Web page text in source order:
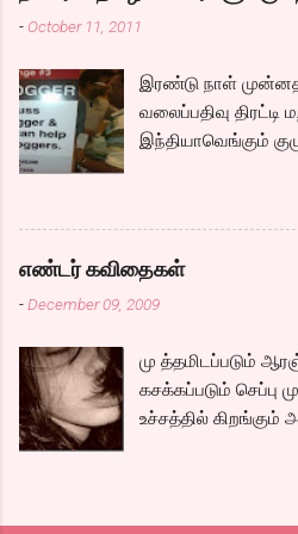
ஆறு போல ஓடுகிறது
நகராவிட்டாலும்,
ஆண்ட்ரியாவின்
கார்த்தியின் அடாவடி,
- October 11, 2011
இரண்டு நாள்
வலைப்பதிவு
இந்தியாவெங்கும்
பதிவர் சந்திப்புக்கு
இவர்கள் வருடா
நிறைய தமிழ்
கலந்து கொண்டோம்.
எண்டர் கவிதைகள்
-December 09, 2009
மு த்தமிடப்படும்
கசக்கப்படும் செப்பு
உச்சத்தில்
நீண்ட பயணமாய்